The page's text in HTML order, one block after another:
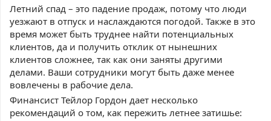
Летний спад – это падение продаж, потому что люди
уезжают в отпуск и наслаждаются погодой. Также в это
время может быть труднее найти потенциальных
клиентов, да и получить отклик от нынешних
клиентов сложнее, так как они заняты другими
делами. Ваши сотрудники могут быть даже менее
вовлечены в рабочие дела.
Финансист Тейлор Гордон дает несколько
рекомендаций о том, как пережить летнее затишье: